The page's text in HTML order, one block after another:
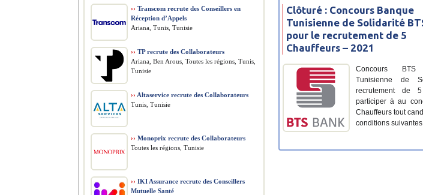
Clôturé : Concours Banque
Tunisienne de Solidarité
pour le recrutement de 5
Chauffeurs – 2021
Concours
Tunisienne de
recrutement de
participer à au
Chauffeurs tout
conditions suivantes
›› Transcom recrute des Conseillers en
Réception d’Appels
Ariana, Tunis, Tunisie
›› TP recrute des Collaborateurs
Ariana, Ben Arous, Toutes les régions, Tunis,
Tunisie
›› Altaservice recrute des Collaborateurs
Tunis, Tunisie
›› Monoprix recrute des Collaborateurs
Toutes les régions, Tunisie
›› IKI Assurance recrute des Conseillers
Mutuelle Santé